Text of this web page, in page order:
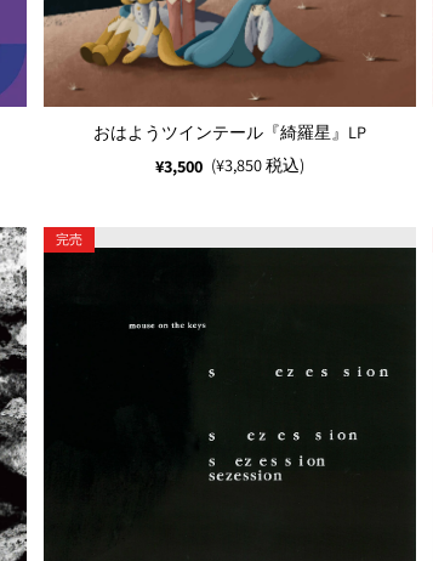
おはようツインテール『綺羅星』LP
¥3,500 (¥3,850 税込)
完売